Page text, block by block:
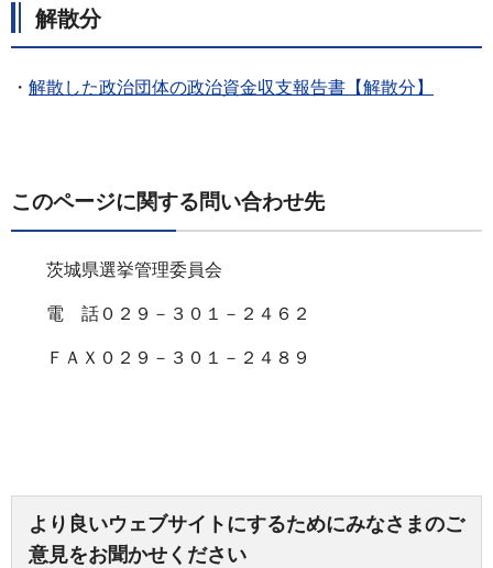
解散分
・ 解散した政治団体の政治資金収支報告書【解散分】
このページに関する問い合わせ先
茨城県選挙管理委員会
電 話０２９－３０１－２４６２
ＦＡＸ０２９－３０１－２４８９
より良いウェブサイトにするためにみなさまのご
意見をお聞かせください